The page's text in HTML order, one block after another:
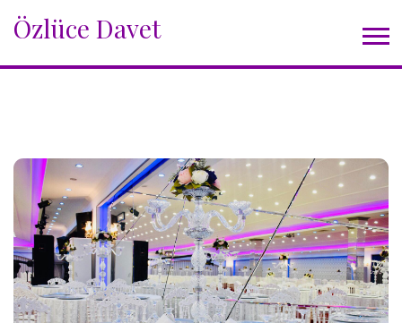
Özlüce Davet